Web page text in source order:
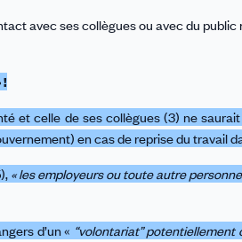
avec ses collègues ou avec du public
et celle de ses collègues (3) ne saurait
en cas de reprise du travail
« les employeurs ou toute autre
d’un « “volontariat” potentiellement